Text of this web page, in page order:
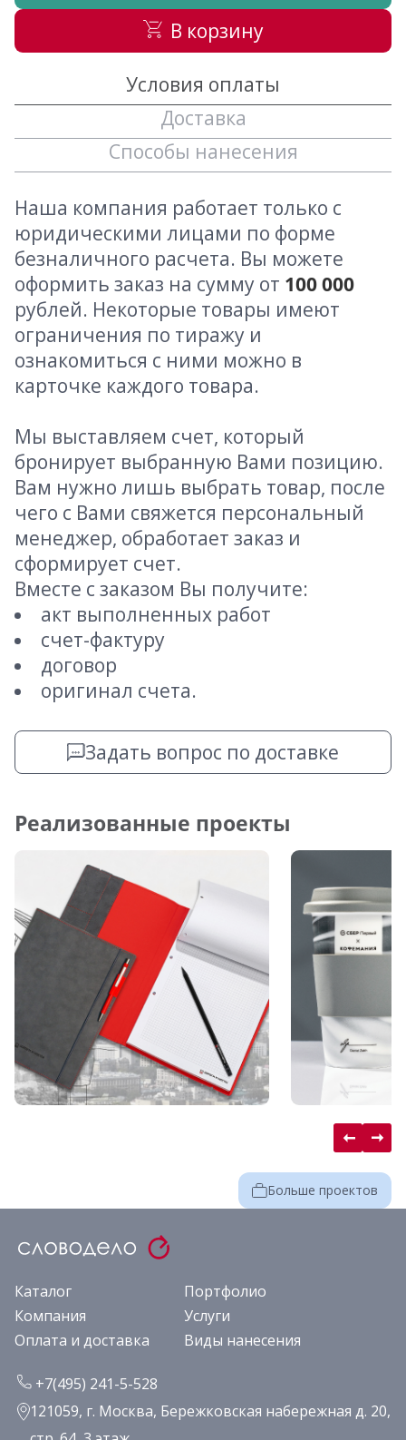
В корзину
Условия оплаты
Доставка
Способы нанесения
Наша компания работает только с
юридическими лицами по форме
безналичного расчета. Вы можете
оформить заказ на сумму от 100 000
рублей. Некоторые товары имеют
ограничения по тиражу и
ознакомиться с ними можно в
карточке каждого товара.
Мы выставляем счет, который
бронирует выбранную Вами позицию.
Вам нужно лишь выбрать товар, после
чего с Вами свяжется персональный
менеджер, обработает заказ и
сформирует счет.
Вместе с заказом Вы получите:
акт выполненных работ
счет-фактуру
договор
оригинал счета.
Задать вопрос по доставке
Реализованные проекты
Больше проектов
Каталог
Портфолио
Компания
Услуги
Оплата и доставка
Виды нанесения
+7(495) 241-5-528
121059, г. Москва, Бережковская набережная д. 20,